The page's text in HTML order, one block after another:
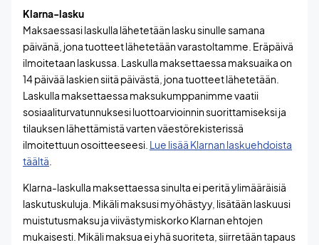
Klarna-lasku
Maksaessasi laskulla lähetetään lasku sinulle samana
päivänä, jona tuotteet lähetetään varastoltamme. Eräpäivä
ilmoitetaan laskussa. Laskulla maksettaessa maksuaika on
14 päivää laskien siitä päivästä, jona tuotteet lähetetään.
Laskulla maksettaessa maksukumppanimme vaatii
sosiaaliturvatunnuksesi luottoarvioinnin suorittamiseksi ja
tilauksen lähettämistä varten väestörekisterissä
ilmoitettuun osoitteeseesi. Lue lisää Klarnan laskuehdoista
täältä
Klarna-laskulla maksettaessa sinulta ei peritä ylimääräisiä
laskutuskuluja. Mikäli maksusi myöhästyy, lisätään laskuusi
muistutusmaksu ja viivästymiskorko Klarnan ehtojen
mukaisesti. Mikäli maksua ei yhä suoriteta, siirretään tapaus